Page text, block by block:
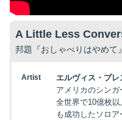
A Little Less
邦題『おしゃべりはやめて』
Artist エルヴィス・プレ
アメリカのシンガ
全世界で10億枚
も成功したソロ